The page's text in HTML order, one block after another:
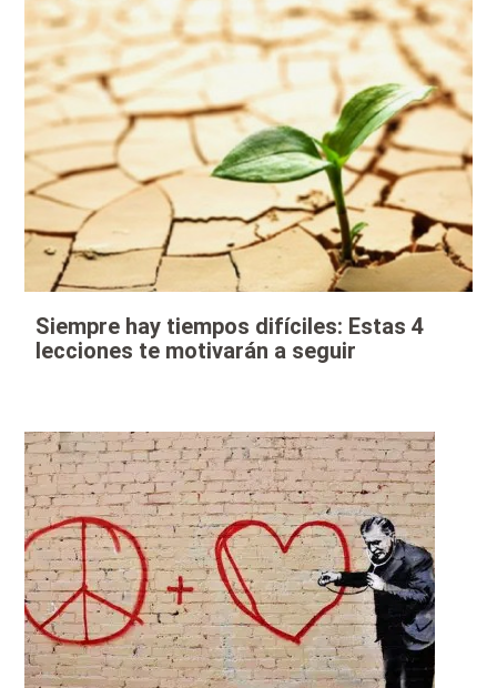
Siempre hay tiempos difíciles: Estas 4
lecciones te motivarán a seguir